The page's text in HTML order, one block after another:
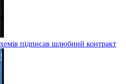
підписав шлюбний контракт